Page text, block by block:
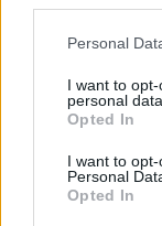
Personal
I want to
personal data.
Opted In
I want to
Personal
Opted In
visszakerült az
kiemelt célja az
bejárnia
adhatnak az
szakértőkkel...